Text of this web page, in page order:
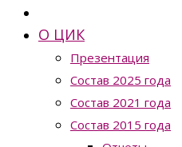
О ЦИК
Презентация
Состав 2025 года
Состав 2021 года
Состав 2015 года